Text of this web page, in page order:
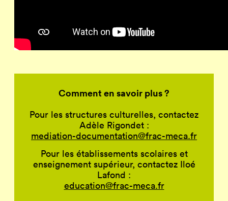
Comment en savoir plus ?
Pour les structures culturelles, contactez
Adèle Rigondet :
mediation-documentation@frac-meca.fr
Pour les établissements scolaires et
enseignement supérieur, contactez Iloé
Lafond :
education@frac-meca.fr